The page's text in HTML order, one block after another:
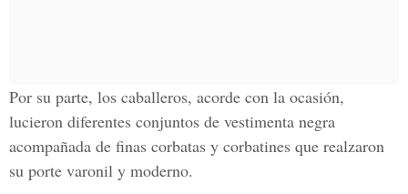
Por su parte, los caballeros, acorde con la ocasión,
lucieron diferentes conjuntos de vestimenta negra
acompañada de finas corbatas y corbatines que realzaron
su porte varonil y moderno.